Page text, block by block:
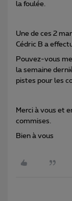
la foulée.
Une de ces 2
Cédric B a
Pouvez-vous
la semaine
pistes pour les
Merci à vous et
commises.
Bien à vous